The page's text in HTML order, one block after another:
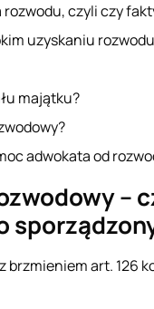
czyli czy
uzyskaniu
majątku?
adwokata od
–
brzmieniem art. 126